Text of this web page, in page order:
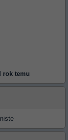
rok temu